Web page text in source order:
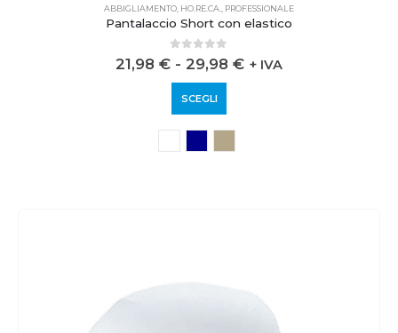
ABBIGLIAMENTO, HO.RE.CA., PROFESSIONALE
Pantalaccio Short con elastico
0 out of 5
21,98 € - 29,98 € + IVA
SCEGLI